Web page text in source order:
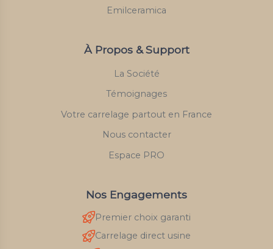
Emilceramica
À Propos & Support
La Société
Témoignages
Votre carrelage partout en France
Nous contacter
Espace PRO
Nos Engagements
Premier choix garanti
Carrelage direct usine